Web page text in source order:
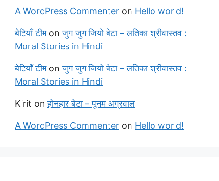
A WordPress Commenter on Hello world!
बेटियाँ टीमonजुग जुग जियो बेटा – लतिका श्रीवास्तव :
Moral Stories in Hindi
बेटियाँ टीमonजुग जुग जियो बेटा – लतिका श्रीवास्तव :
Moral Stories in Hindi
Kirit onहोनहार बेटा – पूनम अग्रवाल
A WordPress Commenter on Hello world!